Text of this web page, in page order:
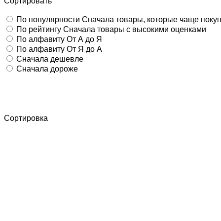
По популярности Сначала товары, которые чаще
По рейтингу Сначала товары с высокими оценками
По алфавиту От А до Я
По алфавиту От Я до А
Сначала дешевле
Сначала дороже
Сортировка